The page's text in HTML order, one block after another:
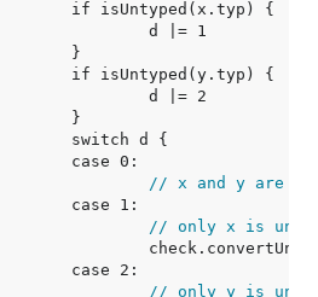
// x and y are
// only x is
// only y is